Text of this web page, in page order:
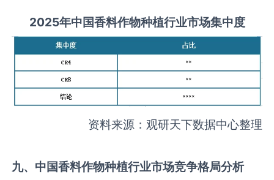
2025年中国香料作物种植行业市场集中度
资料来源：观研天下数据中心整理
九、中国香料作物种植行业市场竞争格局分析